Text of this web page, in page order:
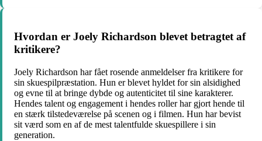
Hvordan er Joely Richardson blevet betragtet af
kritikere?
Joely Richardson har fået rosende anmeldelser fra kritikere for
sin skuespilpræstation. Hun er blevet hyldet for sin alsidighed
og evne til at bringe dybde og autenticitet til sine karakterer.
Hendes talent og engagement i hendes roller har gjort hende til
en stærk tilstedeværelse på scenen og i filmen. Hun har bevist
sit værd som en af de mest talentfulde skuespillere i sin
generation.